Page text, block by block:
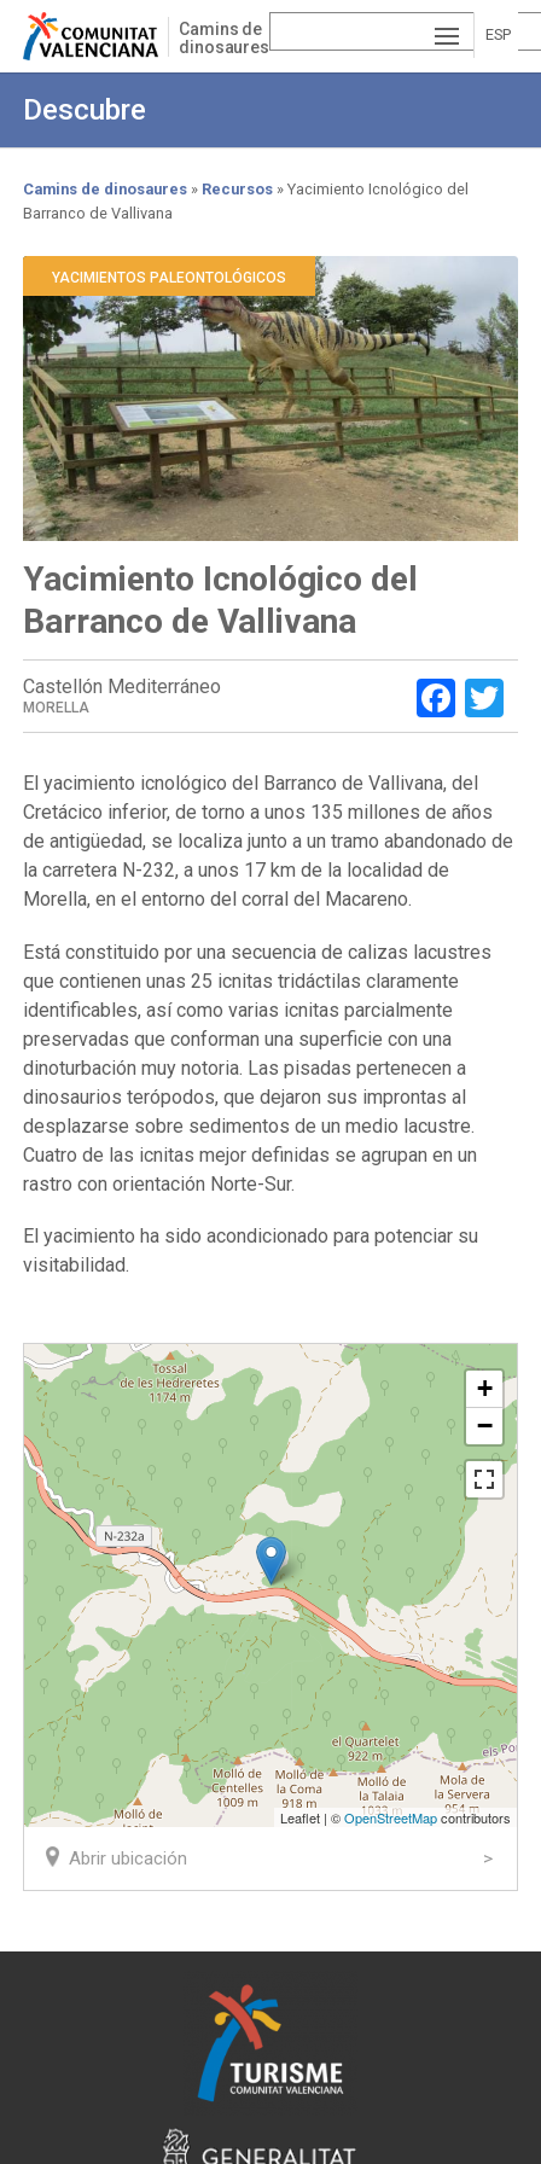
Pasar
contenido
Camins de
dinosaures
ESP
Descubre
Sobrescribir
enlaces
de
ayuda
a
la
navegación
Camins de dinosaures Recursos
Yacimiento Icnológico del
Barranco de Vallivana
YACIMIENTOS PALEONTOLÓGICOS
Yacimiento Icnológico del
Barranco de Vallivana
Castellón Mediterráneo
MORELLA
El yacimiento icnológico del Barranco de Vallivana, del
Cretácico inferior, de torno a unos 135 millones de años
de antigüedad, se localiza junto a un tramo abandonado de
la carretera N-232, a unos 17 km de la localidad de
Morella, en el entorno del corral del Macareno.
Está constituido por una secuencia de calizas lacustres
que contienen unas 25 icnitas tridáctilas claramente
identificables, así como varias icnitas parcialmente
preservadas que conforman una superficie con una
dinoturbación muy notoria. Las pisadas pertenecen a
dinosaurios terópodos, que dejaron sus improntas al
desplazarse sobre sedimentos de un medio lacustre.
Cuatro de las icnitas mejor definidas se agrupan en un
rastro con orientación Norte-Sur.
El yacimiento ha sido acondicionado para potenciar su
visitabilidad.
+
−
Leaflet | ©OpenStreetMapcontributors
Abrir ubicación